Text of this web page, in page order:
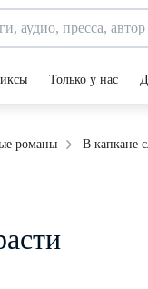
Только у нас
романы В капкане